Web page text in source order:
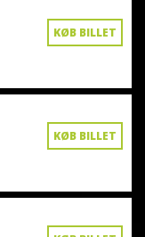
KØB BILLET
KØB BILLET